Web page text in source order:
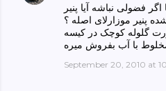
فضولی نباشه آیا پنیر
پنیر موزارلای اصله ؟
گلوله کوچک در کیسه
با آب بفروش میره
September 20, 2010 at